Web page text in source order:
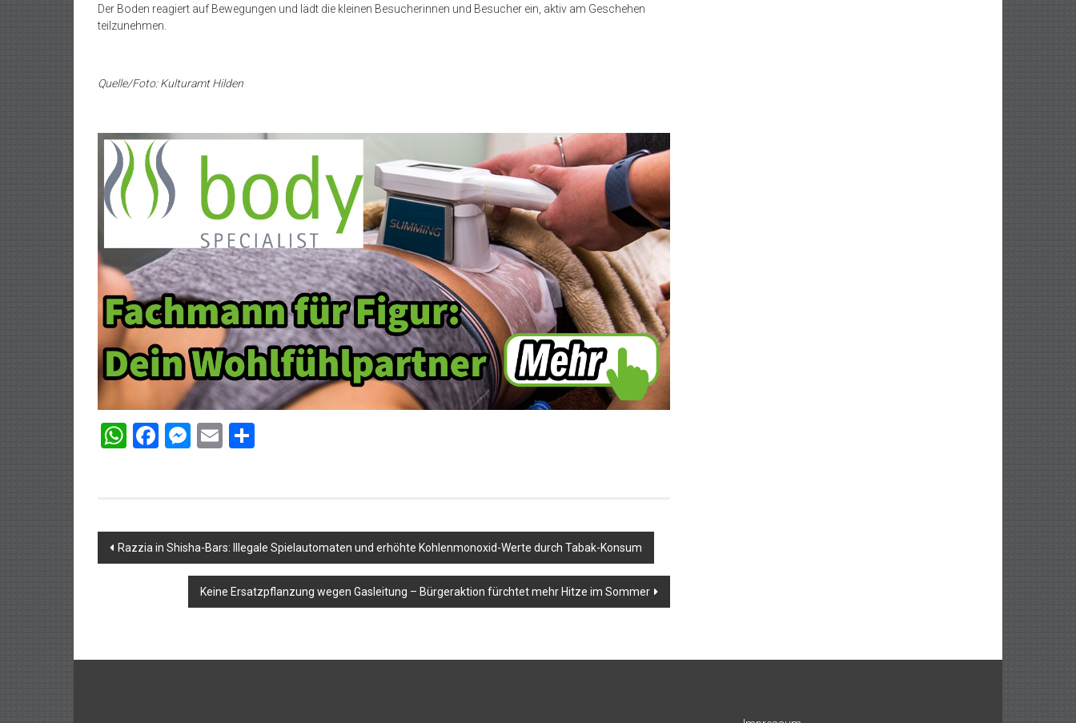
Der Boden reagiert auf Bewegungen und lädt die kleinen Besucherinnen und Besucher ein, aktiv am Geschehen
teilzunehmen.
Quelle/Foto: Kulturamt Hilden
WhatsApp
Facebook
Messenger
Email
Beitragsnavigation
Razzia in Shisha-Bars: Illegale Spielautomaten und erhöhte Kohlenmonoxid-Werte durch Tabak-Konsum
Keine Ersatzpflanzung wegen Gasleitung – Bürgeraktion fürchtet mehr Hitze im Sommer